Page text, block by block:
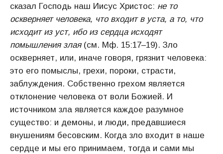
сказал Господь наш Иисус Христос: не то
оскверняет человека, что входит в уста, а то, что
исходит из уст, ибо из сердца исходят
помышления злая(см. Мф. 15:17–19). Зло
оскверняет, или, иначе говоря, грязнит человека:
это его помыслы, грехи, пороки, страсти,
заблуждения. Собственно грехом является
отклонение человека от воли Божией. И
источником зла является каждое разумное
существо: и демоны, и люди, предавшиеся
внушениям бесовским. Когда зло входит в наше
сердце и мы его принимаем, тогда и сами мы